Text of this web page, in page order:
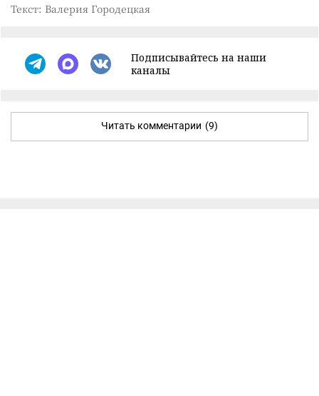
Текст: Валерия Городецкая
Подписывайтесь на наши
каналы
Читать комментарии (9)